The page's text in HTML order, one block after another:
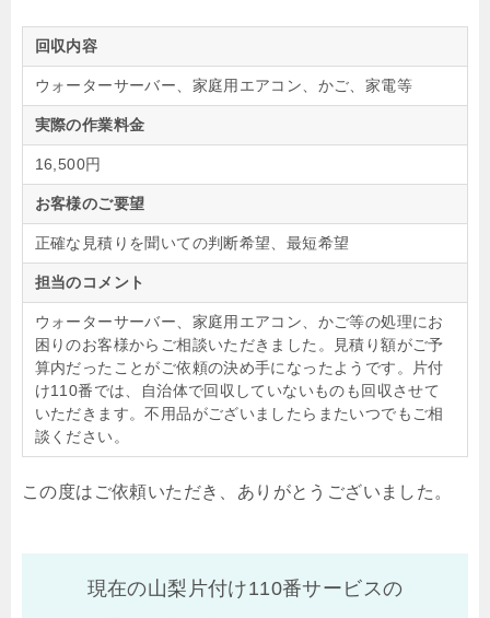
回収内容
ウォーターサーバー、家庭用エアコン、かご、家電等
実際の作業料金
16,500円
お客様のご要望
正確な見積りを聞いての判断希望、最短希望
担当のコメント
ウォーターサーバー、家庭用エアコン、かご等の処理にお
困りのお客様からご相談いただきました。見積り額がご予
算内だったことがご依頼の決め手になったようです。片付
け110番では、自治体で回収していないものも回収させて
いただきます。不用品がございましたらまたいつでもご相
談ください。
この度はご依頼いただき、ありがとうございました。
現在の山梨片付け110番サービスの